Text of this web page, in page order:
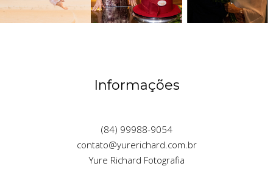
Informações
(84) 99988-9054
contato@yurerichard.com.br
Yure Richard Fotografia